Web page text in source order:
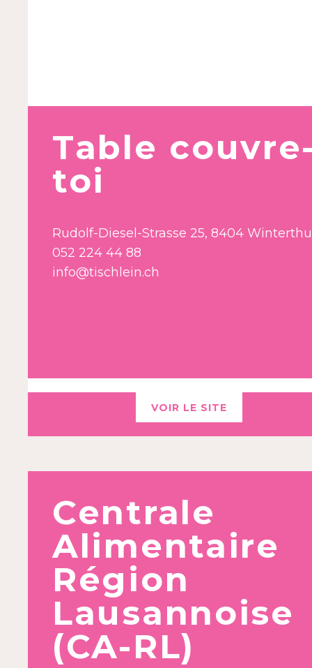
Table
toi
Rudolf-Diesel-Strasse 25, 8404
052 224 44 88
info@tischlein.ch
VOIR LE SITE
Centrale
Alimentaire
Région
Lausannoise
(CA-RL)